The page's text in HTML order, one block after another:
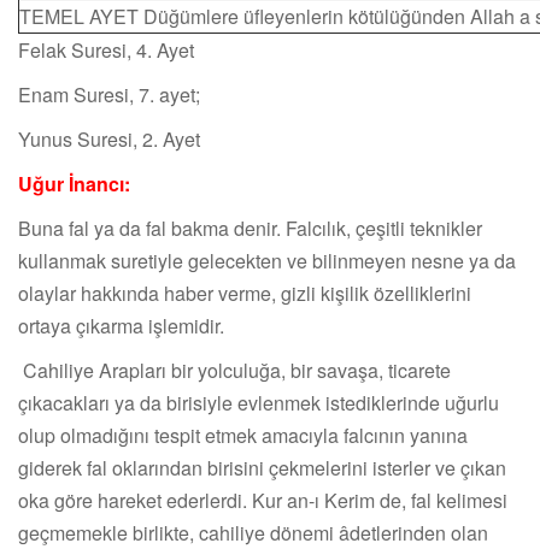
TEMEL AYET Düğümlere üfleyenlerin kötülüğünden Allah a
Felak Suresi, 4. Ayet
Enam Suresi, 7. ayet;
Yunus Suresi, 2. Ayet
Uğur İnancı:
Buna fal ya da fal bakma denir. Falcılık, çeşitli teknikler
kullanmak suretiyle gelecekten ve bilinmeyen nesne ya da
olaylar hakkında haber verme, gizli kişilik özelliklerini
ortaya çıkarma işlemidir.
Cahiliye Arapları bir yolculuğa, bir savaşa, ticarete
çıkacakları ya da birisiyle evlenmek istediklerinde uğurlu
olup olmadığını tespit etmek amacıyla falcının yanına
giderek fal oklarından birisini çekmelerini isterler ve çıkan
oka göre hareket ederlerdi. Kur an-ı Kerim de, fal kelimesi
geçmemekle birlikte, cahiliye dönemi âdetlerinden olan